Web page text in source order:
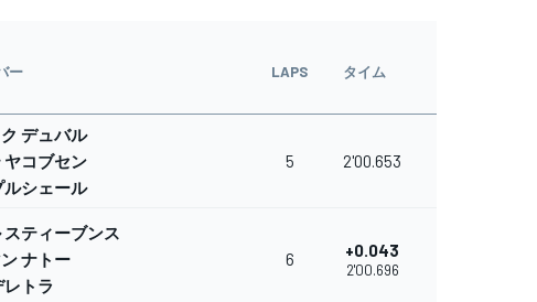
ー LAPS タイム
デュバル
ヤコブセン
ルシェール
5 2'00.653
スティーブンス
ナトー
レトラ
6 +0.043
2'00.696